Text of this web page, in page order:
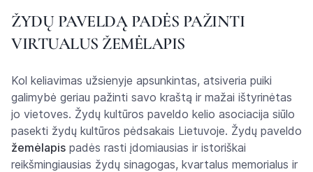
ŽYDŲ PAVELDĄ PADĖS PAŽINTI
VIRTUALUS ŽEMĖLAPIS
Kol keliavimas užsienyje apsunkintas, atsiveria puiki
galimybė geriau pažinti savo kraštą ir mažai ištyrinėtas
jo vietoves. Žydų kultūros paveldo kelio asociacija siūlo
pasekti žydų kultūros pėdsakais Lietuvoje. Žydų paveldo
žemėlapis padės rasti įdomiausias ir istoriškai
reikšmingiausias žydų sinagogas, kvartalus memorialus ir